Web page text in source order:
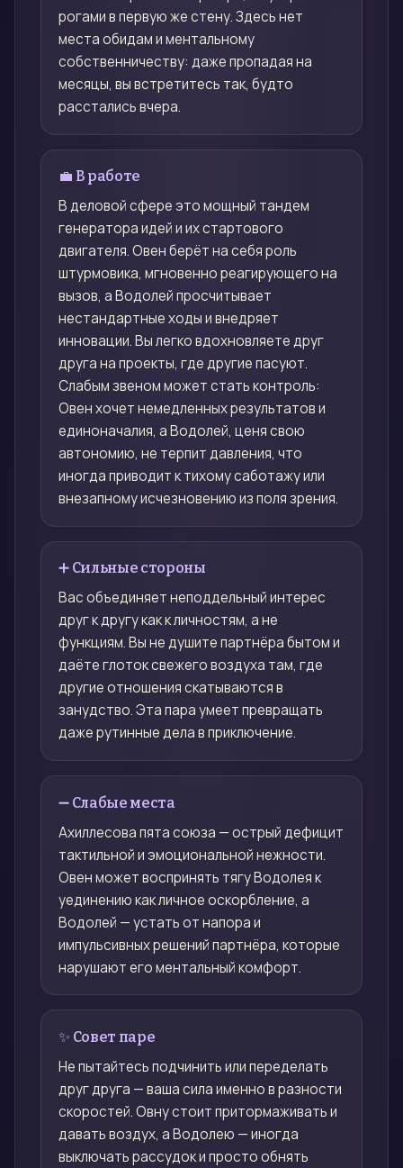
рогами в первую же стену. Здесь нет
места обидам и ментальному
собственничеству: даже пропадая на
месяцы, вы встретитесь так, будто
расстались вчера.
💼 В работе
В деловой сфере это мощный тандем
генератора идей и их стартового
двигателя. Овен берёт на себя роль
штурмовика, мгновенно реагирующего на
вызов, а Водолей просчитывает
нестандартные ходы и внедряет
инновации. Вы легко вдохновляете друг
друга на проекты, где другие пасуют.
Слабым звеном может стать контроль:
Овен хочет немедленных результатов и
единоначалия, а Водолей, ценя свою
автономию, не терпит давления, что
иногда приводит к тихому саботажу или
внезапному исчезновению из поля зрения.
➕ Сильные стороны
Вас объединяет неподдельный интерес
друг к другу как к личностям, а не
функциям. Вы не душите партнёра бытом и
даёте глоток свежего воздуха там, где
другие отношения скатываются в
занудство. Эта пара умеет превращать
даже рутинные дела в приключение.
➖ Слабые места
Ахиллесова пята союза — острый дефицит
тактильной и эмоциональной нежности.
Овен может воспринять тягу Водолея к
уединению как личное оскорбление, а
Водолей — устать от напора и
импульсивных решений партнёра, которые
нарушают его ментальный комфорт.
✨ Совет паре
Не пытайтесь подчинить или переделать
друг друга — ваша сила именно в разности
скоростей. Овну стоит притормаживать и
давать воздух, а Водолею — иногда
выключать рассудок и просто обнять